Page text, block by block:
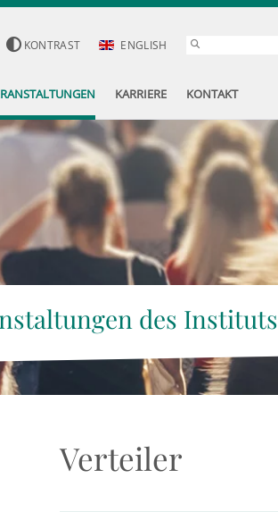
KONTRAST ENGLISH
KARRIERE KONTAKT
des Instituts
Verteiler